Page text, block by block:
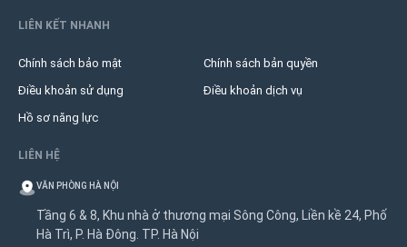
LIÊN KẾT NHANH
Chính sách bảo mật
Chính sách bản quyền
Điều khoản sử dụng
Điều khoản dịch vụ
Hồ sơ năng lực
LIÊN HỆ
VĂN PHÒNG HÀ NỘI
Tầng 6 & 8, Khu nhà ở thương mại Sông Công, Liền kề 24, Phố
Hà Trì, P. Hà Đông. TP. Hà Nội